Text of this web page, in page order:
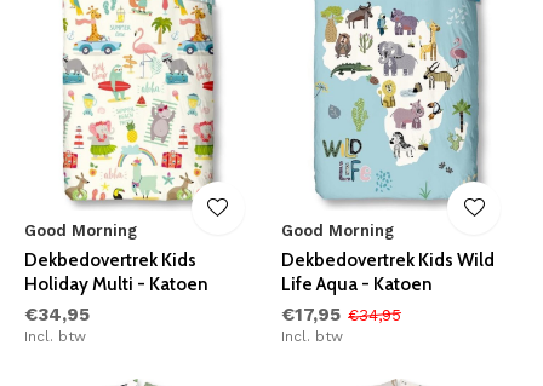
Good Morning
Dekbedovertrek Kids
Holiday Multi - Katoen
€34,95
Incl. btw
Good Morning
Dekbedovertrek Kids Wild
Life Aqua - Katoen
€17,95 €34,95
Incl. btw